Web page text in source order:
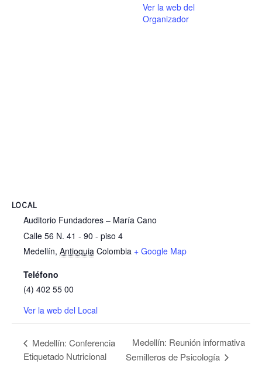
Ver la web del
Organizador
LOCAL
Auditorio Fundadores – María Cano
Calle 56 N. 41 - 90 - piso 4
Medellín, Antioquia Colombia + Google Map
Teléfono
(4) 402 55 00
Ver la web del Local
Medellín: Conferencia
Etiquetado Nutricional
Medellín: Reunión informativa
Semilleros de Psicología